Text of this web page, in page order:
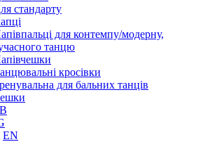
стандарту
для контемпу/модерну,
танцю
кросівки
для бальних танців
EN